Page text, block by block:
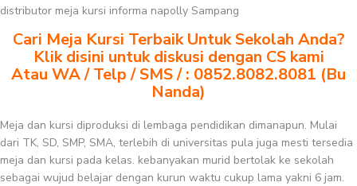
distributor meja kursi informa napolly Sampang
Cari Meja Kursi Terbaik Untuk Sekolah Anda?
Klik disini untuk diskusi dengan CS kami
Atau WA / Telp / SMS / : 0852.8082.8081 (Bu
Nanda)
Meja dan kursi diproduksi di lembaga pendidikan dimanapun. Mulai
dari TK, SD, SMP, SMA, terlebih di universitas pula juga mesti tersedia
meja dan kursi pada kelas. kebanyakan murid bertolak ke sekolah
sebagai wujud belajar dengan kurun waktu cukup lama yakni 6 jam.